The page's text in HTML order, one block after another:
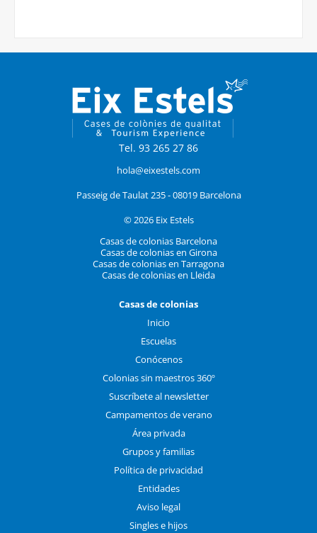
Tel. 93 265 27 86
hola@eixestels.com
Passeig de Taulat 235 - 08019 Barcelona
© 2026 Eix Estels
Casas de colonias Barcelona
Casas de colonias en Girona
Casas de colonias en Tarragona
Casas de colonias en Lleida
Casas de colonias
Inicio
Escuelas
Conócenos
Colonias sin maestros 360º
Suscríbete al newsletter
Campamentos de verano
Área privada
Grupos y familias
Política de privacidad
Entidades
Aviso legal
Singles e hijos